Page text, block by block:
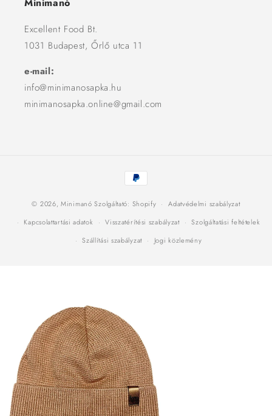
Excellent Food Bt.
1031 Budapest, Őrlő utca 11
e-mail:
info@minimanosapka.hu
minimanosapka.online@gmail.com
Fizetési
módok
© 2026,Minimanó Szolgáltató: Shopify
Adatvédelmi szabályzat
Kapcsolattartási adatok
Visszatérítési szabályzat
Szolgáltatási feltételek
Szállítási szabályzat
Jogi közlemény